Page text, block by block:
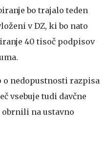
bo trajalo teden
v DZ, ki bo nato
40 tisoč podpisov
o nedopustnosti razpisa
vsebuje tudi davčne
obrnili na ustavno